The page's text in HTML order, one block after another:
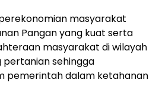
masyarakat
Pangan yang kuat serta
masyarakat di wilayah
pertanian sehingga
pemerintah dalam ketahanan